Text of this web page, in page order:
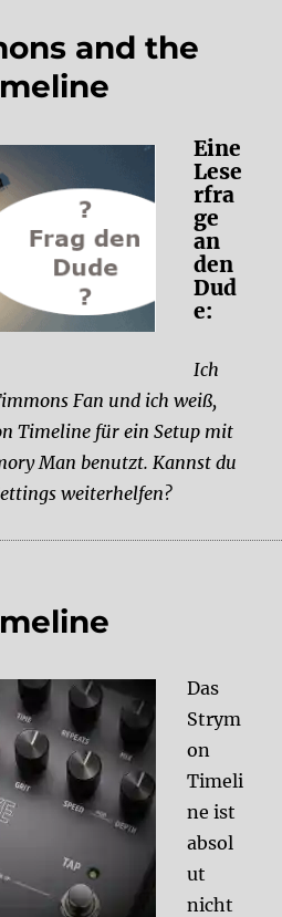
and the
Eine
Lese
rfra
ge
an
den
Dud
e:
Ich
Fan und ich weiß,
Timeline für ein Setup mit
Man benutzt. Kannst du
weiterhelfen?
the Strymon Timeline“
Das
Strym
on
Timeli
ne ist
absol
ut
nicht